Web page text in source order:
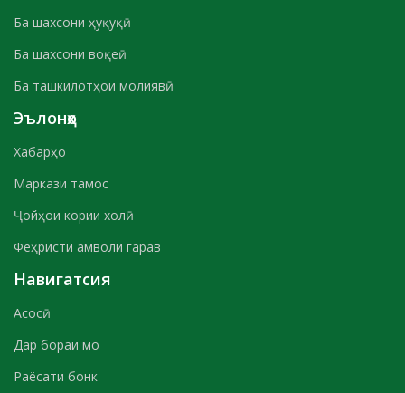
Ба шахсони ҳуқуқӣ
Ба шахсони воқеӣ
Ба ташкилотҳои молиявӣ
Эълонҳо
Хабарҳо
Маркази тамос
Ҷойҳои кории холӣ
Феҳристи амволи гарав
Навигатсия
Асосӣ
Дар бораи мо
Раёсати бонк